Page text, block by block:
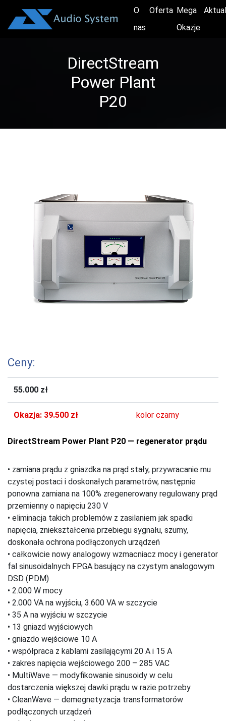
O
nas
Oferta Mega
Okazje
DirectStream
Power Plant
P20
Ceny:
55.000 zł
Okazja: 39.500 zł kolor czarny
DirectStream Power Plant P20 — regenerator prądu
• zamiana prądu z gniazdka na prąd stały, przywracanie mu
czystej postaci i doskonałych parametrów, następnie
ponowna zamiana na 100% zregenerowany regulowany prąd
przemienny o napięciu 230 V
• eliminacja takich problemów z zasilaniem jak spadki
napięcia, zniekształcenia przebiegu sygnału, szumy,
doskonała ochrona podłączonych urządzeń
• całkowicie nowy analogowy wzmacniacz mocy i generator
fal sinusoidalnych FPGA basujący na czystym analogowym
DSD (PDM)
• 2.000 W mocy
• 2.000 VA na wyjściu, 3.600 VA w szczycie
• 35 A na wyjściu w szczycie
• 13 gniazd wyjściowych
• gniazdo wejściowe 10 A
• współpraca z kablami zasilającymi 20 A i 15 A
• zakres napięcia wejściowego 200 – 285 VAC
• MultiWave — modyfikowanie sinusoidy w celu
dostarczenia większej dawki prądu w razie potrzeby
• CleanWave — demegnetyzacja transformatorów
podłączonych urządzeń